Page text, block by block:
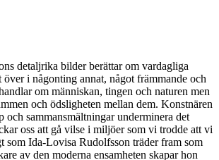
detaljrika bilder berättar om vardagliga
över i någonting annat, något främmande och
om människan, tingen och naturen men
och ödsligheten mellan dem. Konstnären
och sammansmältningar underminera det
oss att gå vilse i miljöer som vi trodde att vi
som Ida-Lovisa Rudolfsson träder fram som
av den moderna ensamheten skapar hon